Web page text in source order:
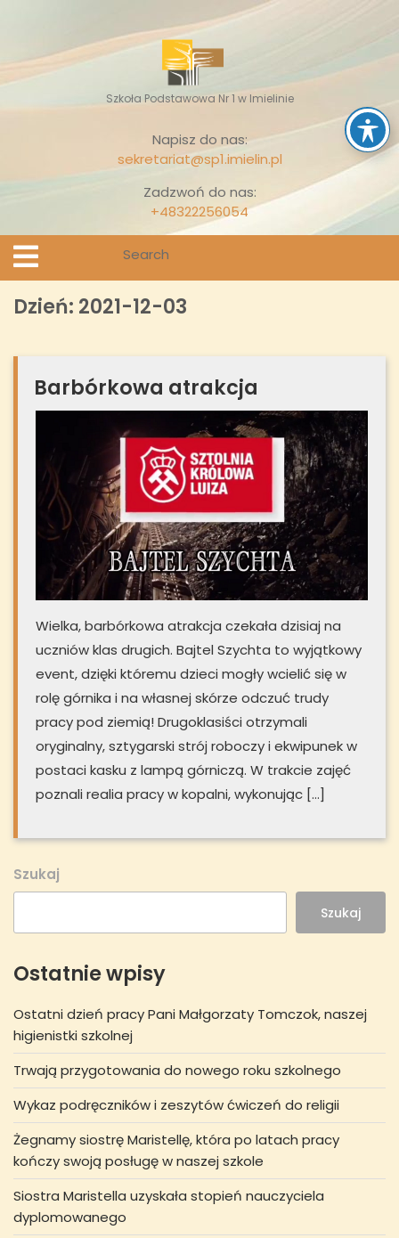
content
Szkoła Podstawowa Nr 1 w Imielinie
Napisz do nas:
sekretariat@sp1.imielin.pl
Zadzwoń do nas:
+48322256054
Open
Menu
Dzień: 2021-12-03
Barbórkowa atrakcja
Wielka, barbórkowa atrakcja czekała dzisiaj na
uczniów klas drugich. Bajtel Szychta to wyjątkowy
event, dzięki któremu dzieci mogły wcielić się w
rolę górnika i na własnej skórze odczuć trudy
pracy pod ziemią! Drugoklasiści otrzymali
oryginalny, sztygarski strój roboczy i ekwipunek w
postaci kasku z lampą górniczą. W trakcie zajęć
poznali realia pracy w kopalni, wykonując […]
Szukaj
Szukaj
Ostatnie wpisy
Ostatni dzień pracy Pani Małgorzaty Tomczok, naszej
higienistki szkolnej
Trwają przygotowania do nowego roku szkolnego
Wykaz podręczników i zeszytów ćwiczeń do religii
Żegnamy siostrę Maristellę, która po latach pracy
kończy swoją posługę w naszej szkole
Siostra Maristella uzyskała stopień nauczyciela
dyplomowanego